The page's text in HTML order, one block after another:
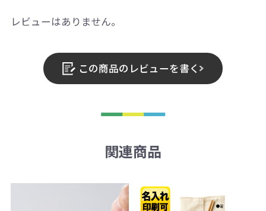
レビューはありません。
この商品のレビューを書く
関連商品